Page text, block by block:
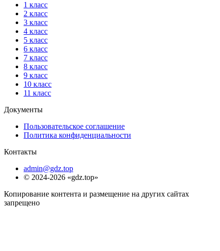
1 класс
2 класс
3 класс
4 класс
5 класс
6 класс
7 класс
8 класс
9 класс
10 класс
11 класс
Документы
Пользовательское соглашение
Политика конфиденциальности
Контакты
admin@gdz.top
© 2024-2026 «gdz.top»
Копирование контента и размещение на других сайтах
запрещено